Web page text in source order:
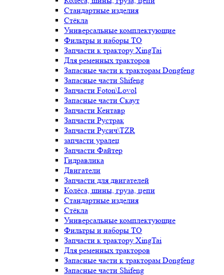
Стандартные изделия
Стёкла
Универсальные комплектующие
Фильтры и наборы ТО
Запчасти к трактору XingTai
Для ременных тракторов
Запасные части к тракторам Dongfeng
Запасные части Shifeng
Запчасти Foton\Lovol
Запасные части Скаут
Запчасти Кентавр
Запчасти Рустрак
Запчасти Русич\TZR
запчасти уралец
Запчасти Файтер
Гидравлика
Двигатели
Запчасти для двигателей
Колёса, шины, груза, цепи
Стандартные изделия
Стёкла
Универсальные комплектующие
Фильтры и наборы ТО
Запчасти к трактору XingTai
Для ременных тракторов
Запасные части к тракторам Dongfeng
Запасные части Shifeng